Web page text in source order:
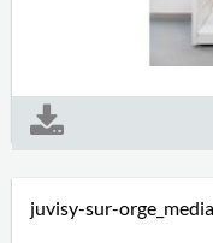
juvisy-sur-